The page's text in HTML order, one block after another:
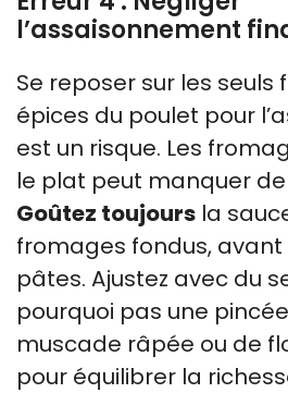
l’assaisonnement
Se reposer sur les
épices du poulet pour
est un risque. Les
le plat peut manquer
Goûtez toujours la
fromages fondus, avant
pâtes. Ajustez avec du
pourquoi pas une
muscade râpée ou de
pour équilibrer la